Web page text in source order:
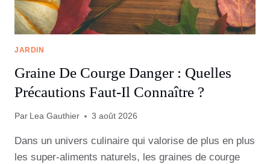
JARDIN
Graine De Courge Danger : Quelles
Précautions Faut-Il Connaître ?
Par Lea Gauthier 3 août 2026
Dans un univers culinaire qui valorise de plus en plus
les super-aliments naturels, les graines de courge